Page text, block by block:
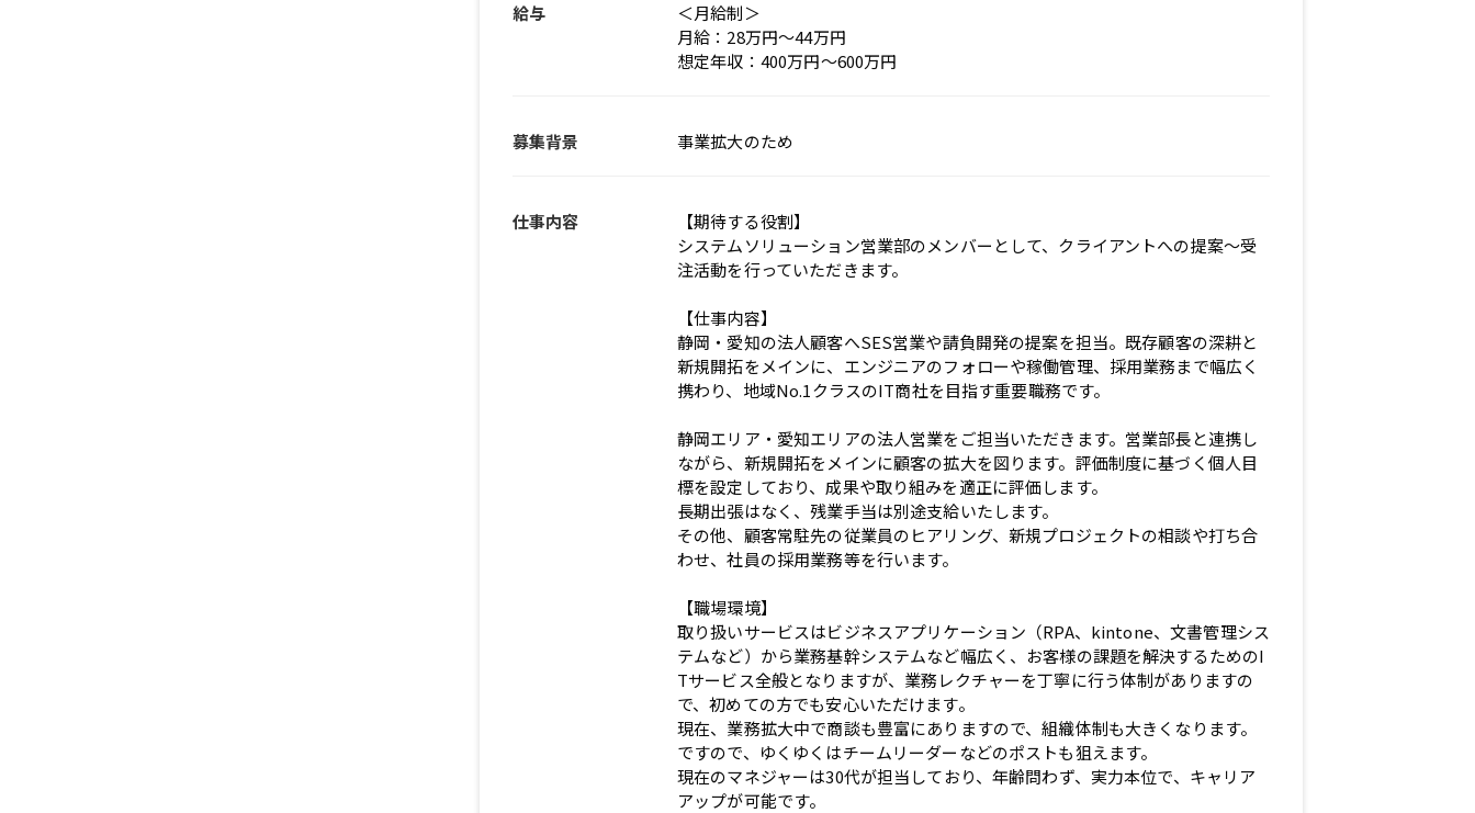
給与
＜月給制＞
月給：28万円～44万円
想定年収：400万円～600万円
募集背景 事業拡大のため
仕事内容
【期待する役割】
システムソリューション営業部のメンバーとして、クライアントへの提案～受
注活動を行っていただきます。
【仕事内容】
静岡・愛知の法人顧客へSES営業や請負開発の提案を担当。既存顧客の深耕と
新規開拓をメインに、エンジニアのフォローや稼働管理、採用業務まで幅広く
携わり、地域No.1クラスのIT商社を目指す重要職務です。
静岡エリア・愛知エリアの法人営業をご担当いただきます。営業部長と連携し
ながら、新規開拓をメインに顧客の拡大を図ります。評価制度に基づく個人目
標を設定しており、成果や取り組みを適正に評価します。
長期出張はなく、残業手当は別途支給いたします。
その他、顧客常駐先の従業員のヒアリング、新規プロジェクトの相談や打ち合
わせ、社員の採用業務等を行います。
【職場環境】
取り扱いサービスはビジネスアプリケーション（RPA、kintone、文書管理シス
テムなど）から業務基幹システムなど幅広く、お客様の課題を解決するためのI
Tサービス全般となりますが、業務レクチャーを丁寧に行う体制がありますの
で、初めての方でも安心いただけます。
現在、業務拡大中で商談も豊富にありますので、組織体制も大きくなります。
ですので、ゆくゆくはチームリーダーなどのポストも狙えます。
現在のマネジャーは30代が担当しており、年齢問わず、実力本位で、キャリア
アップが可能です。